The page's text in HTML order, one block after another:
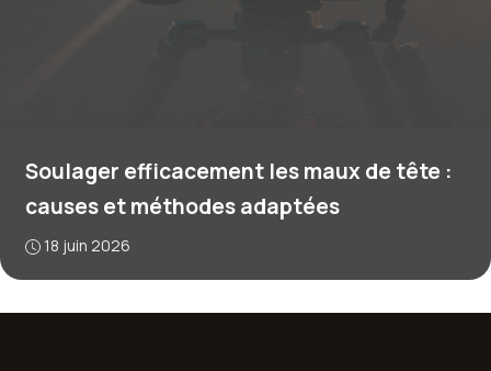
Soulager efficacement les maux de tête :
causes et méthodes adaptées
18 juin 2026